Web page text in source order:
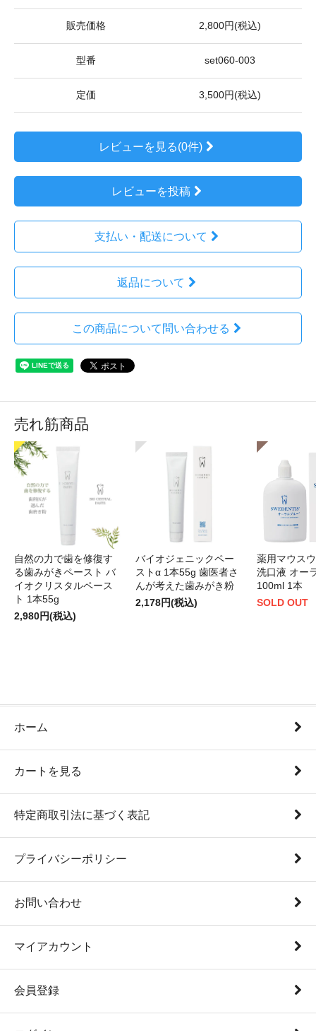
販売価格 2,800円(税込)
型番 set060-003
定価 3,500円(税込)
レビューを見る(0件)
レビューを投稿
支払い・配送について
返品について
この商品について問い合わせる
売れ筋商品
自然の力で歯を修復す
る歯みがきペースト バ
イオクリスタルペース
ト 1本55g
2,980円(税込)
バイオジェニックペー
ストα 1本55g 歯医者さ
んが考えた歯みがき粉
2,178円(税込)
薬用マウス
洗口液 オー
100ml 1本
SOLD OUT
ホーム
カートを見る
特定商取引法に基づく表記
プライバシーポリシー
お問い合わせ
マイアカウント
会員登録